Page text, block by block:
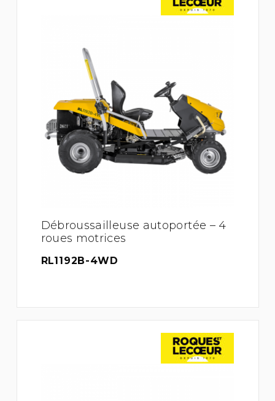
Débroussailleuse autoportée – 4
roues motrices
RL1192B-4WD